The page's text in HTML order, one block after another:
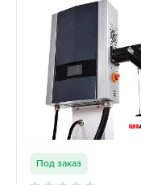
Под заказ